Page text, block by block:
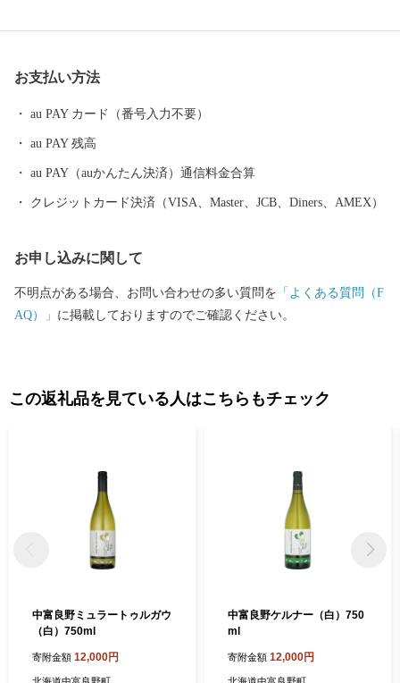
義務教育9年間をひとまとまりとして捉え、指導の一貫性や学びの
事を始められる人を目指す『Nプロジェクト』に取り組んでいま
す。 そして、「農業と観光の推進」です。中富良野駅前に観光
拠点施設を整備し、季節型・通過型観光からの脱却、町の産業と
す。 また、自然と景観に恵まれている北星山（ほくせいやま）
展、女性の輝く社会の推進、子育て支援、子どもたちの夢をかな
お支払い方法
au PAY カード（番号入力不要）
au PAY 残高
au PAY（auかんたん決済）通信料金合算
クレジットカード決済（VISA、Master、JCB、Diners、AMEX）
お申し込みに関して
不明点がある場合、お問い合わせの多い質問を 「よくある質問（F
AQ）」 に掲載しておりますのでご確認ください。
この返礼品を見ている人はこちらもチェック
中富良野ミュラートゥルガウ
（白）750ml
寄附金額 12,000円
中富良野ケルナー（白）750
ml
寄附金額 12,000円